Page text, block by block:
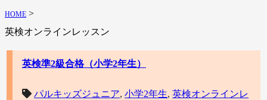
HOME >
英検オンラインレッスン
英検準2級合格（小学2年生）
パルキッズジュニア, 小学2年生, 英検オンラインレ